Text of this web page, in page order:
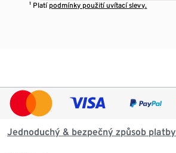
¹ Platí podmínky použití uvítací slevy.
Jednoduchý & bezpečný způsob platby